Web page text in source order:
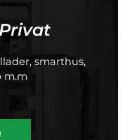
smarthus,
m.m